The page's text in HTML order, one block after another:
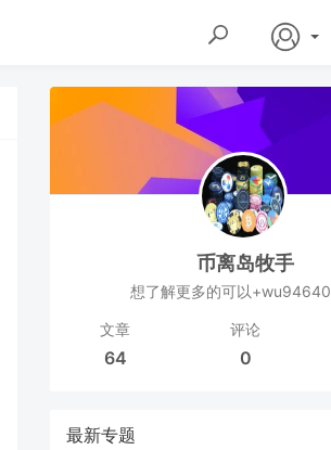
币离岛牧手
想了解更多的可以
文章
64
评论
0
最新专题